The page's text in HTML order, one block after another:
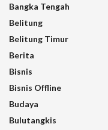
Bangka Tengah
Belitung
Belitung Timur
Berita
Bisnis
Bisnis Offline
Budaya
Bulutangkis